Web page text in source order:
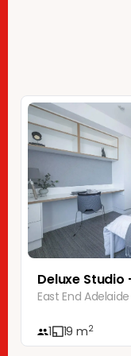
Deluxe Studio
East End Adelaide
1 19 m2